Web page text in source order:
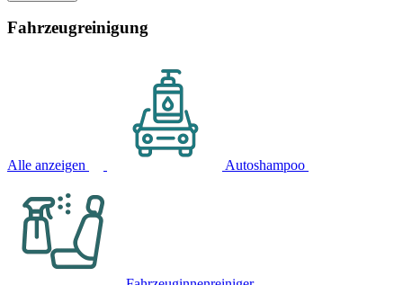
Fahrzeugreinigung
Alle anzeigen Autoshampoo